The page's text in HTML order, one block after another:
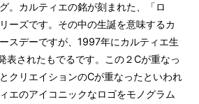
。カルティエの銘が刻まれた、「ロ
ーズです。その中の生誕を意味するカ
スデーですが、1997年にカルティエ生
表されたもでるです。この２Cが重なっ
クリエイションのCが重なったといわれ
エのアイコニックなロゴをモノグラム